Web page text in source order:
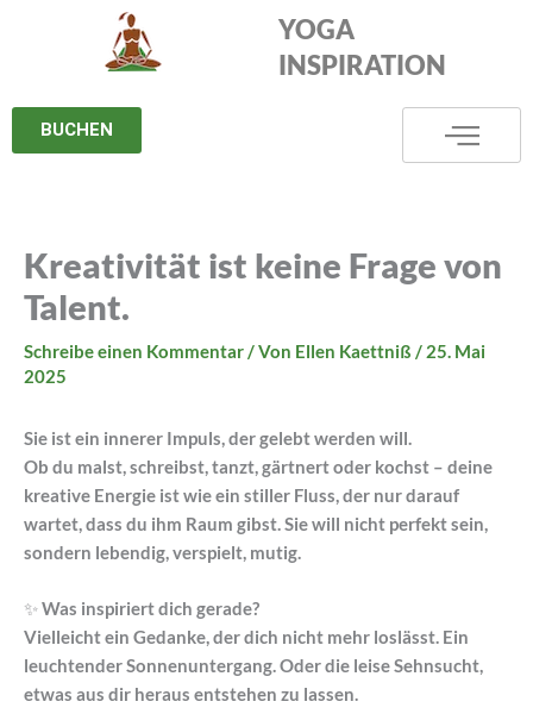
YOGA
INSPIRATION
BUCHEN
Kreativität ist keine Frage von
Talent.
Schreibe einen Kommentar/ Von Ellen Kaettniß / 25. Mai
2025
Sie ist ein innerer Impuls, der gelebt werden will.
Ob du malst, schreibst, tanzt, gärtnert oder kochst – deine
kreative Energie ist wie ein stiller Fluss, der nur darauf
wartet, dass du ihm Raum gibst. Sie will nicht perfekt sein,
sondern lebendig, verspielt, mutig.
✨ Was inspiriert dich gerade?
Vielleicht ein Gedanke, der dich nicht mehr loslässt. Ein
leuchtender Sonnenuntergang. Oder die leise Sehnsucht,
etwas aus dir heraus entstehen zu lassen.